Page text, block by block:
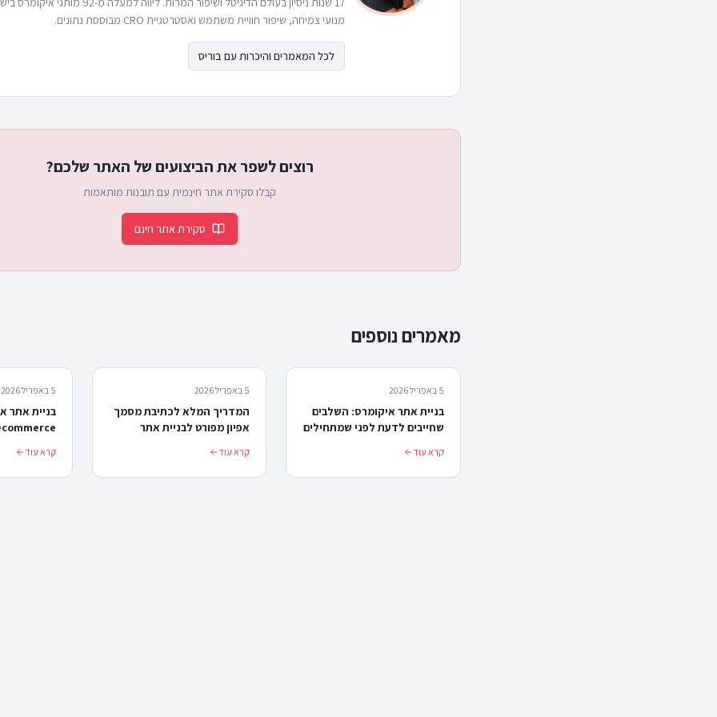
מנועי צמיחה, שיפור חוויית משתמש ואסטרטגיית CRO מבוססת נתונים.
לכל המאמרים והיכרות עם בוריס
רוצים לשפר את הביצועים של האתר שלכם?
קבלו סקירת אתר חינמית עם תובנות מותאמות
סקירת אתר חינם
מאמרים נוספים
5 באפריל 2026
בניית אתר איקומרס: השלבים
שחייבים לדעת לפני שמתחילים
קרא עוד
5 באפריל 2026
המדריך המלא לכתיבת מסמך
אפיון מפורט לבניית אתר
קרא עוד
5 באפריל 2026
בניית אתר
קרא עוד